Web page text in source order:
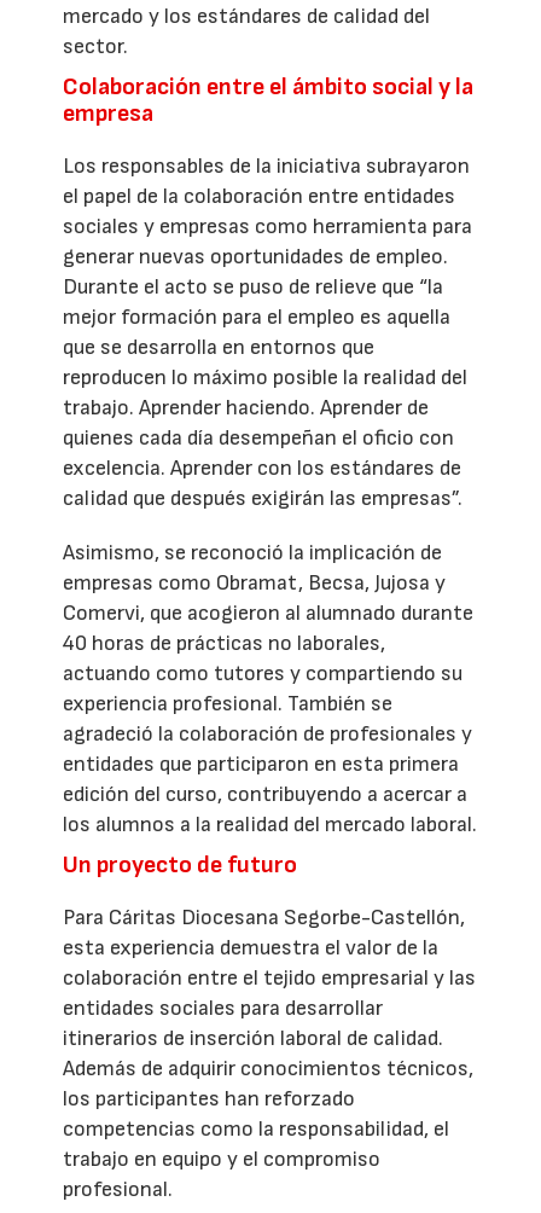
mercado y los estándares de calidad del
sector.
Colaboración entre el ámbito social y la
empresa
Los responsables de la iniciativa subrayaron
el papel de la colaboración entre entidades
sociales y empresas como herramienta para
generar nuevas oportunidades de empleo.
Durante el acto se puso de relieve que “la
mejor formación para el empleo es aquella
que se desarrolla en entornos que
reproducen lo máximo posible la realidad del
trabajo. Aprender haciendo. Aprender de
quienes cada día desempeñan el oficio con
excelencia. Aprender con los estándares de
calidad que después exigirán las empresas”.
Asimismo, se reconoció la implicación de
empresas como Obramat, Becsa, Jujosa y
Comervi, que acogieron al alumnado durante
40 horas de prácticas no laborales,
actuando como tutores y compartiendo su
experiencia profesional. También se
agradeció la colaboración de profesionales y
entidades que participaron en esta primera
edición del curso, contribuyendo a acercar a
los alumnos a la realidad del mercado laboral.
Un proyecto de futuro
Para Cáritas Diocesana Segorbe-Castellón,
esta experiencia demuestra el valor de la
colaboración entre el tejido empresarial y las
entidades sociales para desarrollar
itinerarios de inserción laboral de calidad.
Además de adquirir conocimientos técnicos,
los participantes han reforzado
competencias como la responsabilidad, el
trabajo en equipo y el compromiso
profesional.